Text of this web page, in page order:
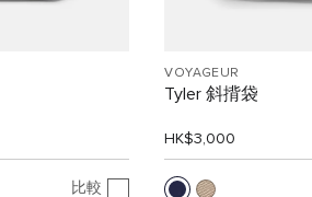
比較
VOYAGEUR
Tyler 斜揹袋
HK$3,000